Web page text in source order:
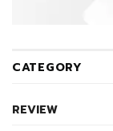
CATEGORY
REVIEW